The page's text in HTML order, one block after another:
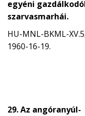
egyéni
szarvasmarhái.
HU-MNL-BKML-
1960-16-19.
29. Az angóranyúl-